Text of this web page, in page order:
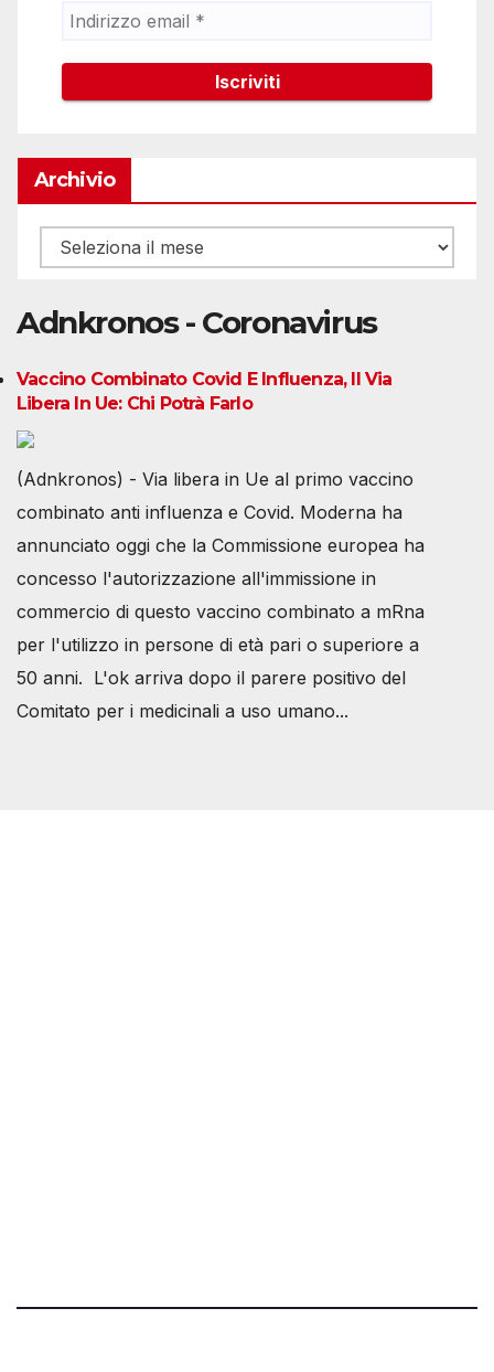
Archivio
Archivio
Adnkronos - Coronavirus
Vaccino Combinato Covid E Influenza, Il Via
Libera In Ue: Chi Potrà Farlo
(Adnkronos) - Via libera in Ue al primo vaccino
combinato anti influenza e Covid. Moderna ha
annunciato oggi che la Commissione europea ha
concesso l'autorizzazione all'immissione in
commercio di questo vaccino combinato a mRna
per l'utilizzo in persone di età pari o superiore a
50 anni. L'ok arriva dopo il parere positivo del
Comitato per i medicinali a uso umano...